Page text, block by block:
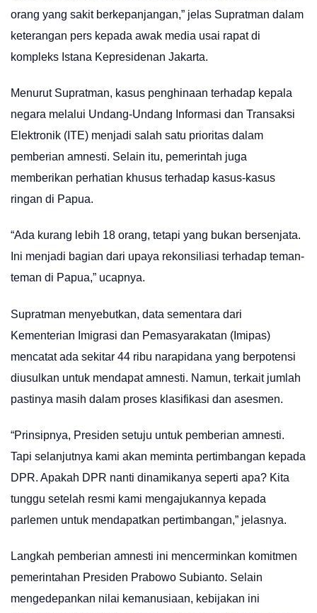
orang yang sakit berkepanjangan,” jelas Supratman dalam
keterangan pers kepada awak media usai rapat di
kompleks Istana Kepresidenan Jakarta.
Menurut Supratman, kasus penghinaan terhadap kepala
negara melalui Undang-Undang Informasi dan Transaksi
Elektronik (ITE) menjadi salah satu prioritas dalam
pemberian amnesti. Selain itu, pemerintah juga
memberikan perhatian khusus terhadap kasus-kasus
ringan di Papua.
“Ada kurang lebih 18 orang, tetapi yang bukan bersenjata.
Ini menjadi bagian dari upaya rekonsiliasi terhadap teman-
teman di Papua,” ucapnya.
Supratman menyebutkan, data sementara dari
Kementerian Imigrasi dan Pemasyarakatan (Imipas)
mencatat ada sekitar 44 ribu narapidana yang berpotensi
diusulkan untuk mendapat amnesti. Namun, terkait jumlah
pastinya masih dalam proses klasifikasi dan asesmen.
“Prinsipnya, Presiden setuju untuk pemberian amnesti.
Tapi selanjutnya kami akan meminta pertimbangan kepada
DPR. Apakah DPR nanti dinamikanya seperti apa? Kita
tunggu setelah resmi kami mengajukannya kepada
parlemen untuk mendapatkan pertimbangan,” jelasnya.
Langkah pemberian amnesti ini mencerminkan komitmen
pemerintahan Presiden Prabowo Subianto. Selain
mengedepankan nilai kemanusiaan, kebijakan ini